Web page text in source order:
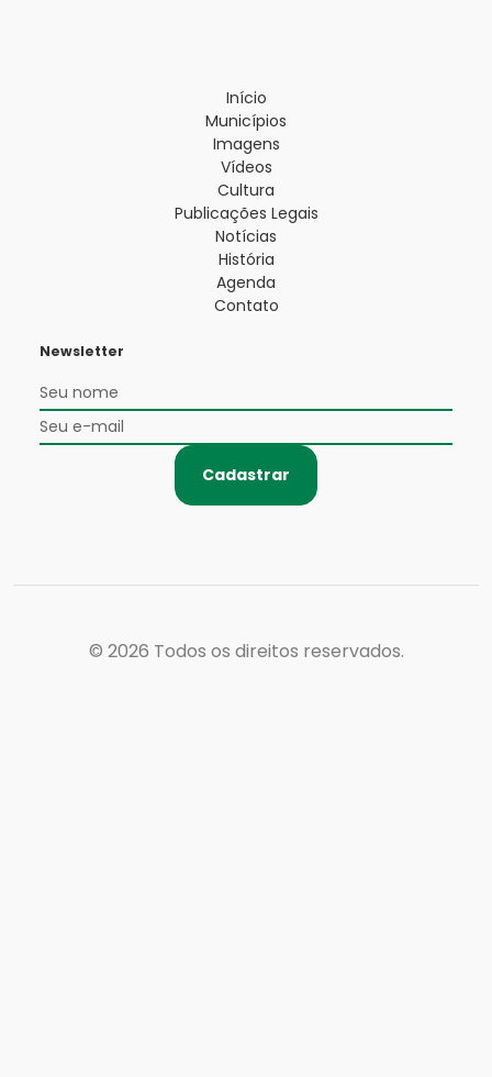
Início
Municípios
Imagens
Vídeos
Cultura
Publicações Legais
Notícias
História
Agenda
Contato
Newsletter
Cadastrar
© 2026 Todos os direitos reservados.